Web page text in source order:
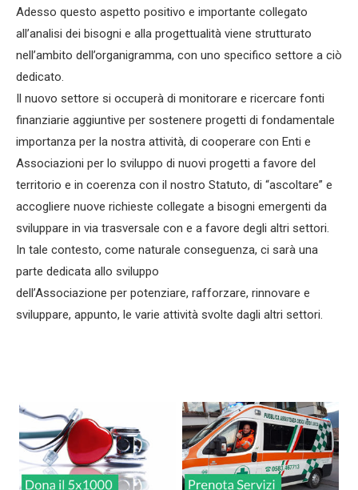
Adesso questo aspetto positivo e importante collegato
all’analisi dei bisogni e alla progettualità viene strutturato
nell’ambito dell’organigramma, con uno specifico settore a ciò
dedicato.
Il nuovo settore si occuperà di monitorare e ricercare fonti
finanziarie aggiuntive per sostenere progetti di fondamentale
importanza per la nostra attività, di cooperare con Enti e
Associazioni per lo sviluppo di nuovi progetti a favore del
territorio e in coerenza con il nostro Statuto, di “ascoltare” e
accogliere nuove richieste collegate a bisogni emergenti da
sviluppare in via trasversale con e a favore degli altri settori.
In tale contesto, come naturale conseguenza, ci sarà una
parte dedicata allo sviluppo
dell’Associazione per potenziare, rafforzare, rinnovare e
sviluppare, appunto, le varie attività svolte dagli altri settori.